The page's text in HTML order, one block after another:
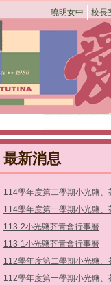
曉明女中 校長
最新消息
114學年度第二學期小光鹽、
114學年度第一學期小光鹽、
113-2小光鹽芥青會行事曆
113-1小光鹽芥青會行事曆
112學年度第二學期小光鹽、
112學年度第一學期小光鹽、